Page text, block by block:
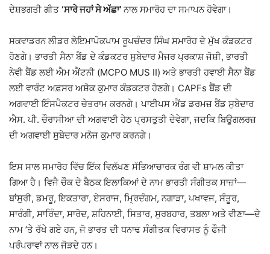
ਦੇਸ਼ਭਗਤੀ ਗੀਤ ‘ਸਾਰੇ ਜਹਾਂ ਸੇ ਅੱਛਾ’ਨਾਲ ਸਮਾਰੋਹ ਦਾ ਸਮਾਪਨ ਹੋਵੇਗਾ।
ਸਕਵਾਡਰਨ ਲੀਡਰ ਲੇਇਮਾਪੋਕਪਾਮ ਰੂਪਚੰਦਰ ਸਿੰਘ ਸਮਾਰੋਹ ਦੇ ਮੁੱਖ ਕੰਡਕਟਰ
ਹੋਣਗੇ। ਭਾਰਤੀ ਸੈਨਾ ਬੈਂਡ ਦੇ ਕੰਡਕਟਰ ਸੁਬੇਦਾਰ ਮੈਜਰ ਪ੍ਰਕਾਸ਼ ਜੋਸ਼ੀ, ਭਾਰਤੀ
ਨੇਵੀ ਬੈਂਡ ਲਈ ਐਮ ਐਂਟਨੀ (MCPO MUS II) ਅਤੇ ਭਾਰਤੀ ਹਵਾਈ ਸੈਨਾ ਬੈਂਡ
ਲਈ ਵਾਰੰਟ ਅਫ਼ਸਰ ਅਸ਼ੋਕ ਕੁਮਾਰ ਕੰਡਕਟਰ ਹੋਣਗੇ। CAPFs ਬੈਂਡ ਦੀ
ਅਗਵਾਈ ਇੰਸਪੈਕਟਰ ਚੇਤਰਾਮ ਕਰਨਗੇ। ਪਾਈਪਸ ਐਂਡ ਡਰਮਜ਼ ਬੈਂਡ ਸੁਬੇਦਾਰ
ਐਸ. ਪੀ. ਚੌਰਾਸੀਆ ਦੀ ਅਗਵਾਈ ਹੇਠ ਪ੍ਰਸਤੁਤੀ ਦੇਵੇਗਾ, ਜਦਕਿ ਬਿਊਗਲਰਜ਼
ਦੀ ਅਗਵਾਈ ਸੁਬੇਦਾਰ ਮਨੋਜ ਕੁਮਾਰ ਕਰਨਗੇ।
ਇਸ ਸਾਲ ਸਮਾਰੋਹ ਵਿੱਚ ਇੱਕ ਵਿਲੱਖਣ ਸੱਭਿਆਚਾਰਕ ਰੰਗ ਵੀ ਸ਼ਾਮਲ ਕੀਤਾ
ਗਿਆ ਹੈ। ਵਿਜੈ ਚੌਕ ਦੇ ਬੈਠਕ ਇਲਾਕਿਆਂ ਦੇ ਨਾਮ ਭਾਰਤੀ ਸੰਗੀਤਕ ਸਾਜ਼ਾਂ—
ਬਾਂਸੁਰੀ, ਡਮਰੂ, ਇਕਤਾਰਾ, ਏਸਰਾਜ, ਮ੍ਰਿਦੰਗਮ, ਨਗਾੜਾ, ਪਖਾਵਜ, ਸੰਤੂਰ,
ਸਾਰੰਗੀ, ਸਾਰਿੰਦਾ, ਸਾਰੋਦ, ਸ਼ਹਿਨਾਈ, ਸਿਤਾਰ, ਸੁਰਬਹਾਰ, ਤਬਲਾ ਅਤੇ ਵੀਣਾ—ਦੇ
ਨਾਮ ’ਤੇ ਰੱਖੇ ਗਏ ਹਨ, ਜੋ ਭਾਰਤ ਦੀ ਧਨਾਢ ਸੰਗੀਤਕ ਵਿਰਾਸਤ ਨੂੰ ਫੌਜੀ
ਪਰੰਪਰਾਵਾਂ ਨਾਲ ਜੋੜਦੇ ਹਨ।